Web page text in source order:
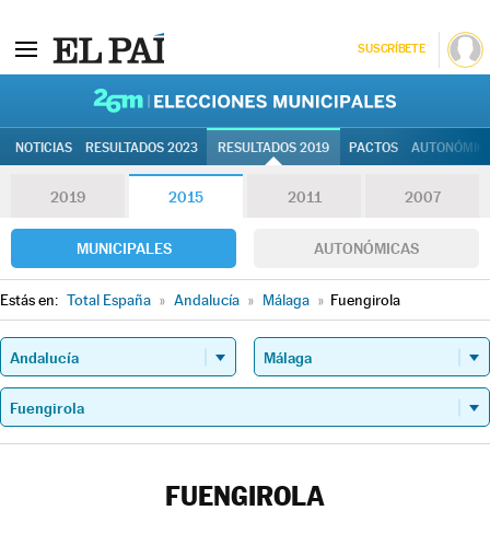
SUSCRÍBETE
NOTICIAS RESULTADOS 2023 RESULTADOS 2019 PACTOS
2019 2015 2011 2007
MUNICIPALES AUTONÓMICAS
Estás en: Total España » Andalucía » Málaga » Fuengirola
FUENGIROLA